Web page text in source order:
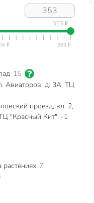
353 ₽
15
Авиаторов, д. 3А, ТЦ
проезд, вл. 2,
"Красный Кит", -1
растениях 7